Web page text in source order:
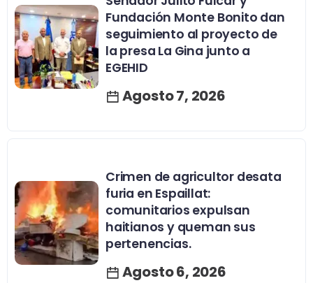
Fundación Monte Bonito dan
seguimiento al proyecto de
la presa La Gina junto a
EGEHID
Agosto 7, 2026
Crimen de agricultor desata
furia en Espaillat:
comunitarios expulsan
haitianos y queman sus
pertenencias.
Agosto 6, 2026